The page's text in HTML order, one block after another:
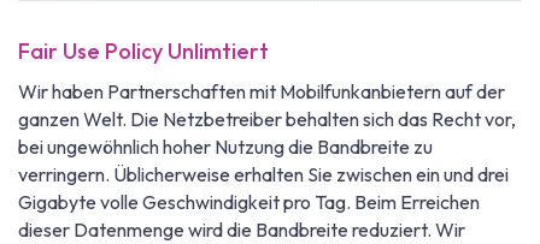
Fair Use Policy Unlimtiert
Wir haben Partnerschaften mit Mobilfunkanbietern auf der
ganzen Welt. Die Netzbetreiber behalten sich das Recht vor,
bei ungewöhnlich hoher Nutzung die Bandbreite zu
verringern. Üblicherweise erhalten Sie zwischen ein und drei
Gigabyte volle Geschwindigkeit pro Tag. Beim Erreichen
dieser Datenmenge wird die Bandbreite reduziert. Wir